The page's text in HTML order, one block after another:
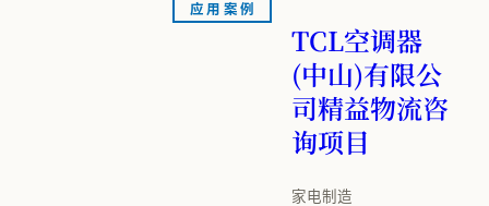
应用案例
TCL空调器
(中山)有限公
司精益物流咨
询项目
家电制造